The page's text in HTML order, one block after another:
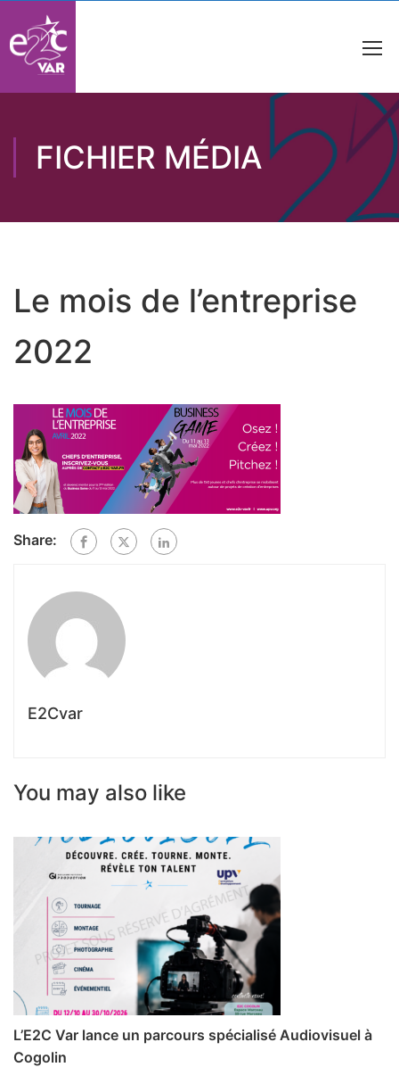
FICHIER MÉDIA
Le mois de l’entreprise
2022
Share:
E2Cvar
You may also like
L’E2C Var lance un parcours spécialisé Audiovisuel à
Cogolin